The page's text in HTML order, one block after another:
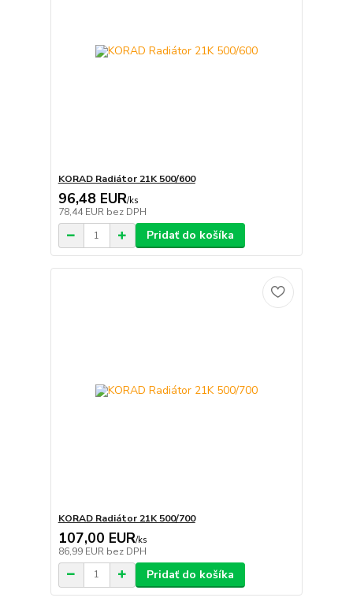
KORAD Radiátor 21K 500/600
96,48 EUR/ks
78,44 EUR bez DPH
Pridať do košíka
KORAD Radiátor 21K 500/700
107,00 EUR/ks
86,99 EUR bez DPH
Pridať do košíka